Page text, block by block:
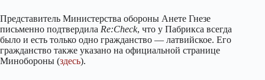
Представитель Министерства обороны Анете Гнезе
письменно подтвердила Re:Check, что у Пабрикса всегда
было и есть только одно гражданство — латвийское. Его
гражданство также указано на официальной странице
Минобороны (здесь).